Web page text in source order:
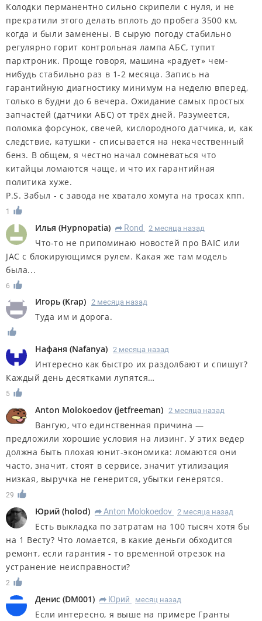
Колодки перманентно сильно скрипели с нуля, и не
прекратили этого делать вплоть до пробега 3500 км,
когда и были заменены. В сырую погоду стабильно
регулярно горит контрольная лампа АБС, тупит
парктроник. Проще говоря, машина «радует» чем-
нибудь стабильно раз в 1-2 месяца. Запись на
гарантийную диагностику минимум на неделю вперед,
только в будни до 6 вечера. Ожидание самых простых
запчастей (датчики АБС) от трёх дней. Разумеется,
поломка форсунок, свечей, кислородного датчика, и, как
следствие, катушки - списывается на некачественный
бенз. В общем, я честно начал сомневаться что
китайцы ломаются чаще, и что их гарантийная
политика хуже.
P.S. Забыл - с завода не хватало хомута на тросах кпп.
1
Илья (Hypnopatia) R Rond 2 месяца назад
Что-то не припоминаю новостей про BAIC или
JAC с блокирующимся рулем. Какая же там модель
была...
6
Игорь (Krap) 2 месяца назад
Туда им и дорога.
Нафаня (Nafanya) 2 месяца назад
Интересно как быстро их раздолбают и спишут?
Каждый день десятками лупятся…
5
Anton Molokoedov (jetfreeman) 2 месяца назад
Вангую, что единственная причина —
предложили хорошие условия на лизинг. У этих ведер
должна быть плохая юнит-экономика: ломаются они
часто, значит, стоят в сервисе, значит утилизация
низкая, выручка не генерится, убытки генерятся.
29
Юрий (holod) R Anton Molokoedov 2 месяца назад
Есть выкладка по затратам на 100 тысяч хотя бы
на 1 Весту? Что ломается, в какие деньги обходится
ремонт, если гарантия - то временной отрезок на
устранение неисправности?
2
Денис (DM001) R Юрий месяц назад
Если интересно, я выше на примере Гранты